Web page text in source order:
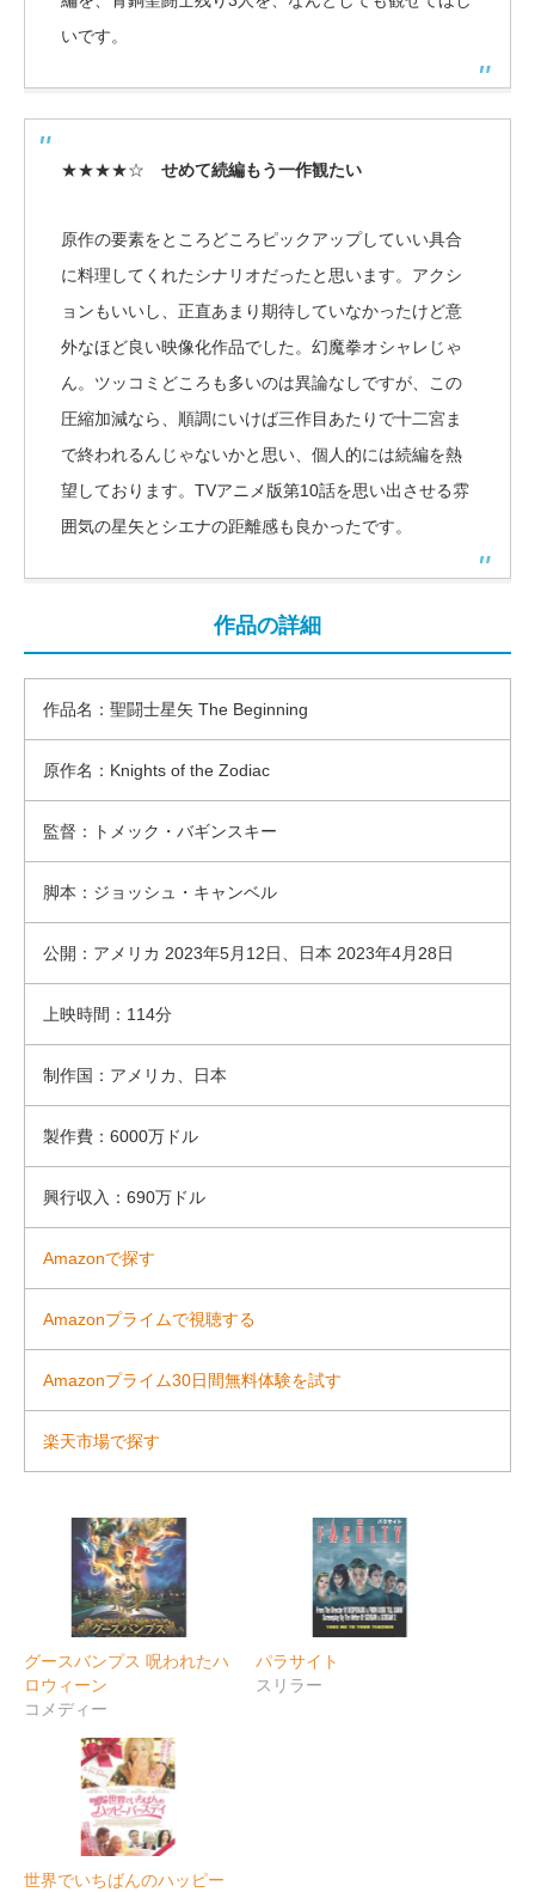
いです。
★★★★☆ せめて続編もう一作観たい
原作の要素をところどころピックアップしていい具合
に料理してくれたシナリオだったと思います。アクシ
ョンもいいし、正直あまり期待していなかったけど意
外なほど良い映像化作品でした。幻魔拳オシャレじゃ
ん。ツッコミどころも多いのは異論なしですが、この
圧縮加減なら、順調にいけば三作目あたりで十二宮ま
で終われるんじゃないかと思い、個人的には続編を熱
望しております。TVアニメ版第10話を思い出させる雰
囲気の星矢とシエナの距離感も良かったです。
作品の詳細
作品名：聖闘士星矢 The Beginning
原作名：Knights of the Zodiac
監督：トメック・バギンスキー
脚本：ジョッシュ・キャンベル
公開：アメリカ 2023年5月12日、日本 2023年4月28日
上映時間：114分
制作国：アメリカ、日本
製作費：6000万ドル
興行収入：690万ドル
Amazonで探す
Amazonプライムで視聴する
Amazonプライム30日間無料体験を試す
楽天市場で探す
グースバンプス 呪われたハ
ロウィーン
コメディー
パラサイト
スリラー
世界でいちばんのハッピー